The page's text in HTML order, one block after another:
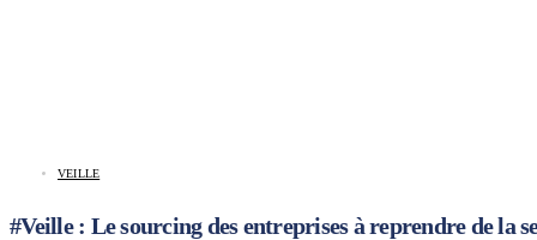
VEILLE
#Veille : Le sourcing des entreprises à reprendre de la